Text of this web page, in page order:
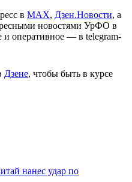
в МАХ, Дзен.Новости, а
новостями УрФО в
и оперативное — в telegram-
Дзене, чтобы быть в курсе
нанес удар по